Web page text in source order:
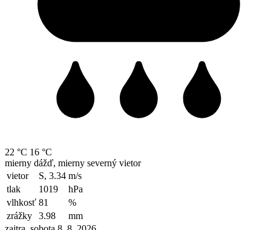
22 °C 16 °C
mierny dážď, mierny severný vietor
vietor
S, 3.34 m/s
tlak
1019
hPa
vlhkosť 81
%
zrážky
3.98
mm